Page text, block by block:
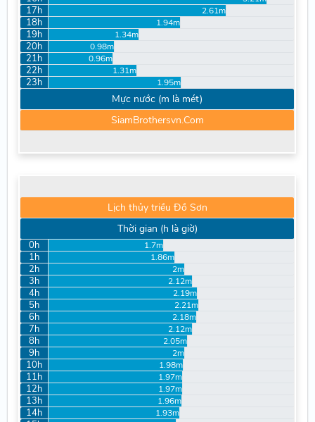
17h 2.61m
18h 1.94m
19h 1.34m
20h 0.98m
21h 0.96m
22h 1.31m
23h 1.95m
Mực nước (m là mét)
SiamBrothersvn.Com
Lịch thủy triều Đồ Sơn
Thời gian (h là giờ)
0h 1.7m
1h 1.86m
2h 2m
3h 2.12m
4h 2.19m
5h 2.21m
6h 2.18m
7h 2.12m
8h 2.05m
9h 2m
10h 1.98m
11h 1.97m
12h 1.97m
13h 1.96m
14h 1.93m